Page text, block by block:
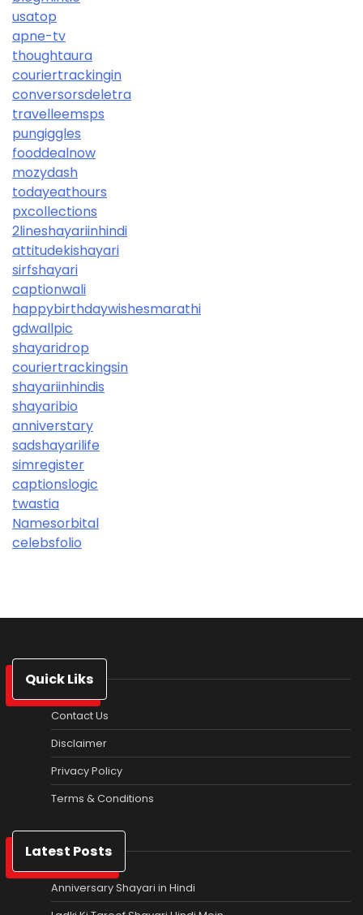
usatop
apne-tv
thoughtaura
couriertrackingin
conversorsdeletra
travelleemsps
pungiggles
fooddealnow
mozydash
todayeathours
pxcollections
2lineshayariinhindi
attitudekishayari
sirfshayari
captionwali
happybirthdaywishesmarathi
gdwallpic
shayaridrop
couriertrackingsin
shayariinhindis
shayaribio
anniverstary
sadshayarilife
simregister
captionslogic
twastia
Namesorbital
celebsfolio
Quick Liks
Contact Us
Disclaimer
Privacy Policy
Terms & Conditions
Latest Posts
Anniversary Shayari in Hindi